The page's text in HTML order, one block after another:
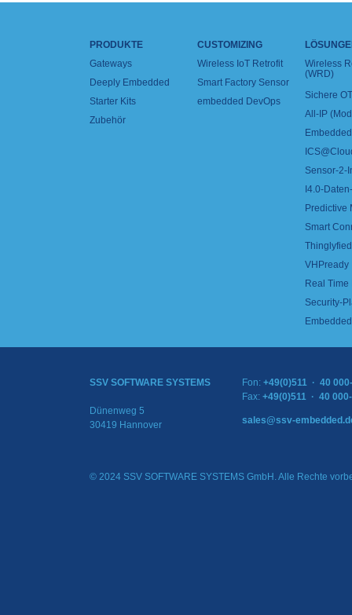
PRODUKTE
Gateways
Deeply Embedded
Starter Kits
Zubehör
CUSTOMIZING
Wireless IoT Retrofit
Smart Factory Sensor
embedded DevOps
Wireless
(WRD)
Sichere
All-IP
Sensor-2-
I4.0-
Predictive
Smart
VHPready
Real
Security-
SSV SOFTWARE SYSTEMS
Dünenweg 5
30419 Hannover
Fon: +49(0)511 · 40
Fax: +49(0)511 · 40
sales@ssv-
© 2024 SSV SOFTWARE SYSTEMS GmbH. Alle Rechte